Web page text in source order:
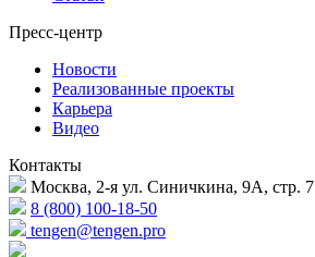
Пресс-центр
Новости
Реализованные проекты
Карьера
Видео
Контакты
Москва, 2-я ул. Синичкина, 9А, стр. 7
8 (800) 100-18-50
tengen@tengen.pro